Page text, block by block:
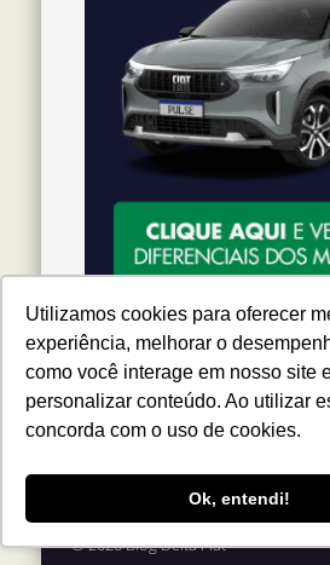
Utilizamos cookies para oferecer
experiência, melhorar o
como você interage em nosso site
personalizar conteúdo. Ao utilizar
concorda com o uso de cookies.
Ok, entendi!
Siga-nos
© 2026 Blog Delta Fiat